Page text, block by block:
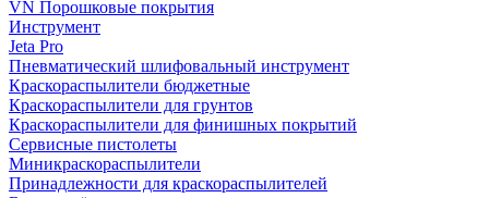
VN Порошковые покрытия
Инструмент
Jeta Pro
Пневматический шлифовальный инструмент
Краскораспылители бюджетные
Краскораспылители для грунтов
Краскораспылители для финишных покрытий
Сервисные пистолеты
Миникраскораспылители
Принадлежности для краскораспылителей